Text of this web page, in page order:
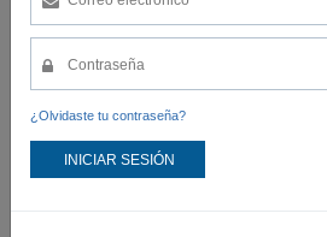
¿Olvidaste tu contraseña?
INICIAR SESIÓN